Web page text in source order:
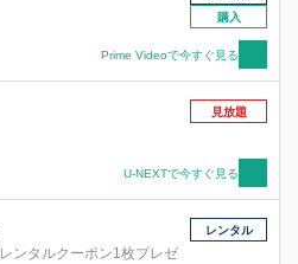
購入
Prime Videoで今すぐ見る
見放題
U-NEXTで今すぐ見る
ンタルクーポン1枚プレゼ
レンタル